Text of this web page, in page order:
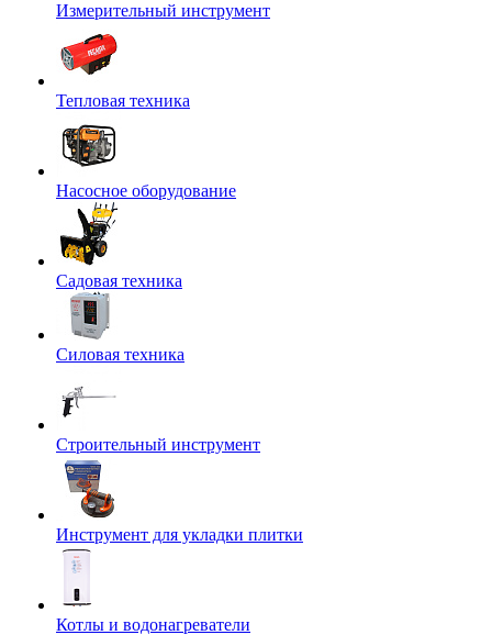
Измерительный инструмент
Тепловая техника
Насосное оборудование
Садовая техника
Силовая техника
Строительный инструмент
Инструмент для укладки плитки
Котлы и водонагреватели